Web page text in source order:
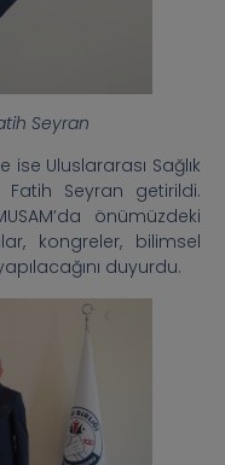
Seyran
ise Uluslararası Sağlık
Fatih Seyran getirildi.
önümüzdeki
kongreler, bilimsel
duyurdu.